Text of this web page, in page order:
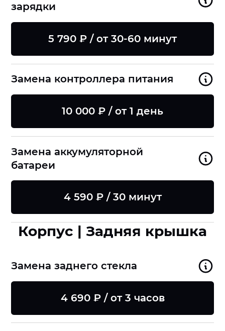
зарядки
5 790 ₽ / от 30-60 минут
Замена контроллера питания
10 000 ₽ / от 1 день
Замена аккумуляторной
батареи
4 590 ₽ / 30 минут
Корпус | Задняя крышка
Замена заднего стекла
4 690 ₽ / от 3 часов